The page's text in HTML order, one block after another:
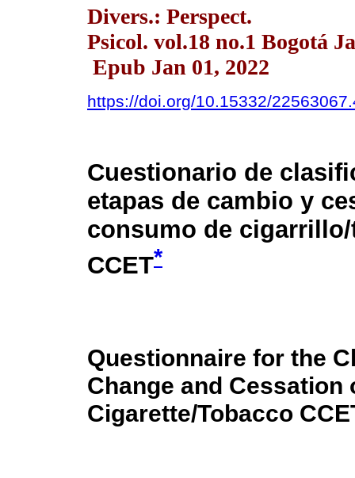
Divers.: Perspect.
Psicol. vol.18 no.1 Bogotá
Epub Jan 01, 2022
https://doi.org/10.15332/
Cuestionario de
etapas de cambio y
consumo de
CCET*
Questionnaire for the
Change and
Cigarette/Tobacco